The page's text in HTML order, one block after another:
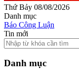
Thứ Bảy 08/08/2026
Danh mục
Báo Công Luận
Tin mới
Danh mục